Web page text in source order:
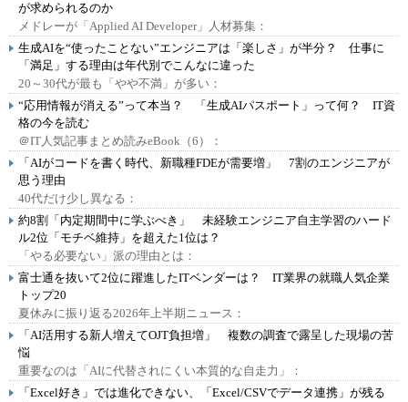
が求められるのか
メドレーが「Applied AI Developer」人材募集：
生成AIを“使ったことない”エンジニアは「楽しさ」が半分？ 仕事に
「満足」する理由は年代別でこんなに違った
20～30代が最も「やや不満」が多い：
“応用情報が消える”って本当？ 「生成AIパスポート」って何？ IT資
格の今を読む
＠IT人気記事まとめ読みeBook（6）：
「AIがコードを書く時代、新職種FDEが需要増」 7割のエンジニアが
思う理由
40代だけ少し異なる：
約8割「内定期間中に学ぶべき」 未経験エンジニア自主学習のハード
ル2位「モチベ維持」を超えた1位は？
「やる必要ない」派の理由とは：
富士通を抜いて2位に躍進したITベンダーは？ IT業界の就職人気企業
トップ20
夏休みに振り返る2026年上半期ニュース：
「AI活用する新人増えてOJT負担増」 複数の調査で露呈した現場の苦
悩
重要なのは「AIに代替されにくい本質的な自走力」：
「Excel好き」では進化できない、「Excel/CSVでデータ連携」が残る